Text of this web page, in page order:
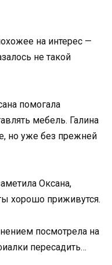
на интерес —
не такой
помогала
мебель. Галина
но уже без прежней
Оксана,
хорошо приживутся.
посмотрела на
пересадить…